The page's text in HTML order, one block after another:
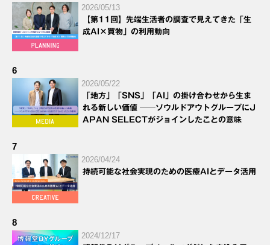
2026/05/13
【第11回】先端生活者の調査で見えてきた「生
成AI×買物」の利用動向
6
2026/05/22
「地方」「SNS」「AI」の掛け合わせから生ま
れる新しい価値 ──ソウルドアウトグループにJ
APAN SELECTがジョインしたことの意味
7
2026/04/24
持続可能な社会実現のための医療AIとデータ活用
8
2024/12/17